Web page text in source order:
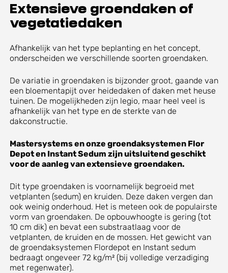
Extensieve groendaken of
vegetatiedaken
Afhankelijk van het type beplanting en het concept,
onderscheiden we verschillende soorten groendaken.
De variatie in groendaken is bijzonder groot, gaande van
een bloementapijt over heidedaken of daken met heuse
tuinen. De mogelijkheden zijn legio, maar heel veel is
afhankelijk van het type en de sterkte van de
dakconstructie.
Mastersystems en onze groendaksystemen Flor
Depot en Instant Sedum zijn uitsluitend geschikt
voor de aanleg van extensieve groendaken.
Dit type groendaken is voornamelijk begroeid met
vetplanten (sedum) en kruiden. Deze daken vergen dan
ook weinig onderhoud. Het is meteen ook de populairste
vorm van groendaken. De opbouwhoogte is gering (tot
10 cm dik) en bevat een substraatlaag voor de
vetplanten, de kruiden en de mossen. Het gewicht van
de groendaksystemen Flordepot en Instant sedum
bedraagt ongeveer 72 kg/m² (bij volledige verzadiging
met regenwater).